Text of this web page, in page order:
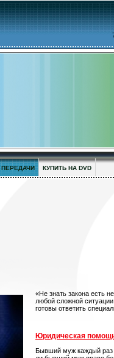
ПЕРЕДАЧИ КУПИТЬ НА DVD
«Не знать закона есть
любой сложной
готовы ответить
Юридическая
Бывший муж каждый раз